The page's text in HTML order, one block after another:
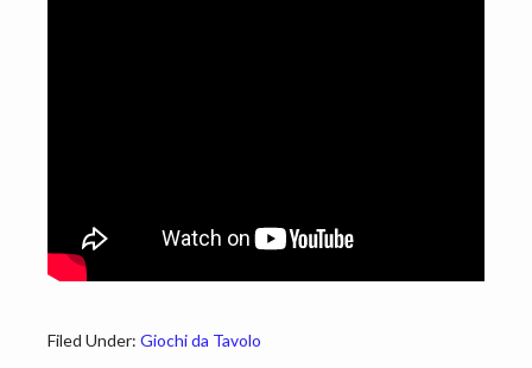
Filed Under: Giochi da Tavolo